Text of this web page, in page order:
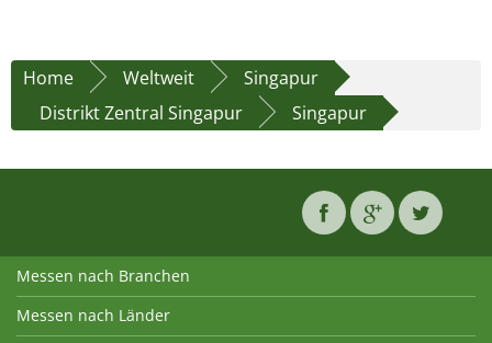
Home Weltweit
Singapur
Distrikt Zentral Singapur
Singapur
Messen nach Branchen
Messen nach Länder